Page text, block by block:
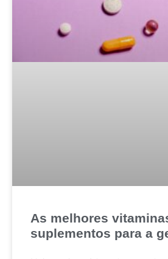
As melhores
suplementos para a